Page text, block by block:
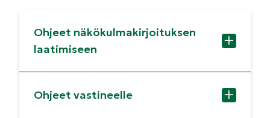
Ohjeet näkökulmakirjoituksen
laatimiseen
Ohjeet vastineelle